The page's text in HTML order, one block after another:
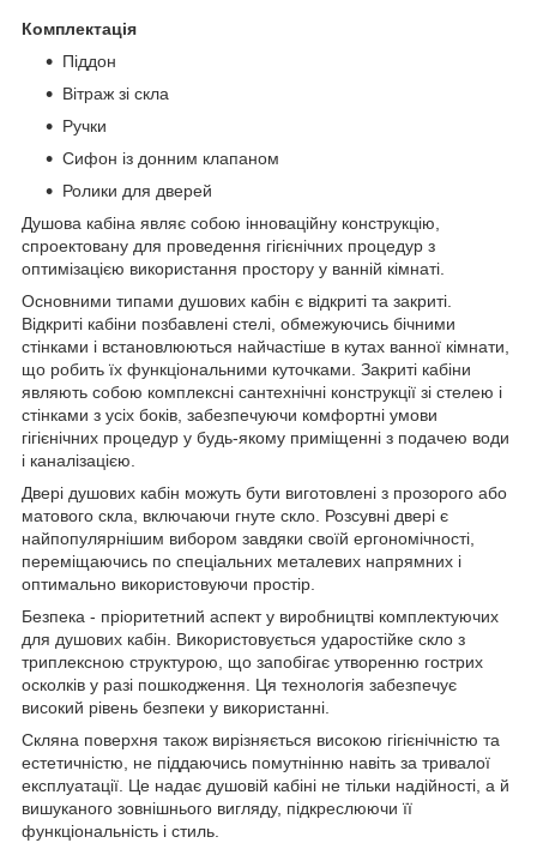
Комплектація
Піддон
Вітраж зі скла
Ручки
Сифон із донним клапаном
Ролики для дверей
Душова кабіна являє собою інноваційну конструкцію,
спроектовану для проведення гігієнічних процедур з
оптимізацією використання простору у ванній кімнаті.
Основними типами душових кабін є відкриті та закриті.
Відкриті кабіни позбавлені стелі, обмежуючись бічними
стінками і встановлюються найчастіше в кутах ванної кімнати,
що робить їх функціональними куточками. Закриті кабіни
являють собою комплексні сантехнічні конструкції зі стелею і
стінками з усіх боків, забезпечуючи комфортні умови
гігієнічних процедур у будь-якому приміщенні з подачею води
і каналізацією.
Двері душових кабін можуть бути виготовлені з прозорого або
матового скла, включаючи гнуте скло. Розсувні двері є
найпопулярнішим вибором завдяки своїй ергономічності,
переміщаючись по спеціальних металевих напрямних і
оптимально використовуючи простір.
Безпека - пріоритетний аспект у виробництві комплектуючих
для душових кабін. Використовується ударостійке скло з
триплексною структурою, що запобігає утворенню гострих
осколків у разі пошкодження. Ця технологія забезпечує
високий рівень безпеки у використанні.
Скляна поверхня також вирізняється високою гігієнічністю та
естетичністю, не піддаючись помутнінню навіть за тривалої
експлуатації. Це надає душовій кабіні не тільки надійності, а й
вишуканого зовнішнього вигляду, підкреслюючи її
функціональність і стиль.